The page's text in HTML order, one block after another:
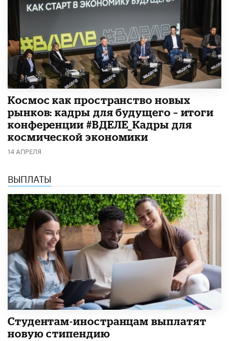
Космос как пространство новых
рынков: кадры для будущего – итоги
конференции #ВДЕЛЕ_Кадры для
космической экономики
14 АПРЕЛЯ
ВЫПЛАТЫ
Студентам-иностранцам выплатят
новую стипендию